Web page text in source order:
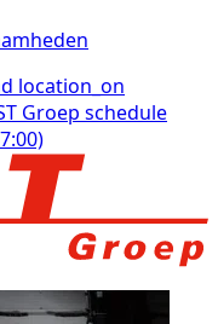
location_on
Groep schedule